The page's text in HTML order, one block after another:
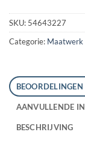
SKU: 54643227
Categorie: Maatwerk
AANVULLENDE
BESCHRIJVING